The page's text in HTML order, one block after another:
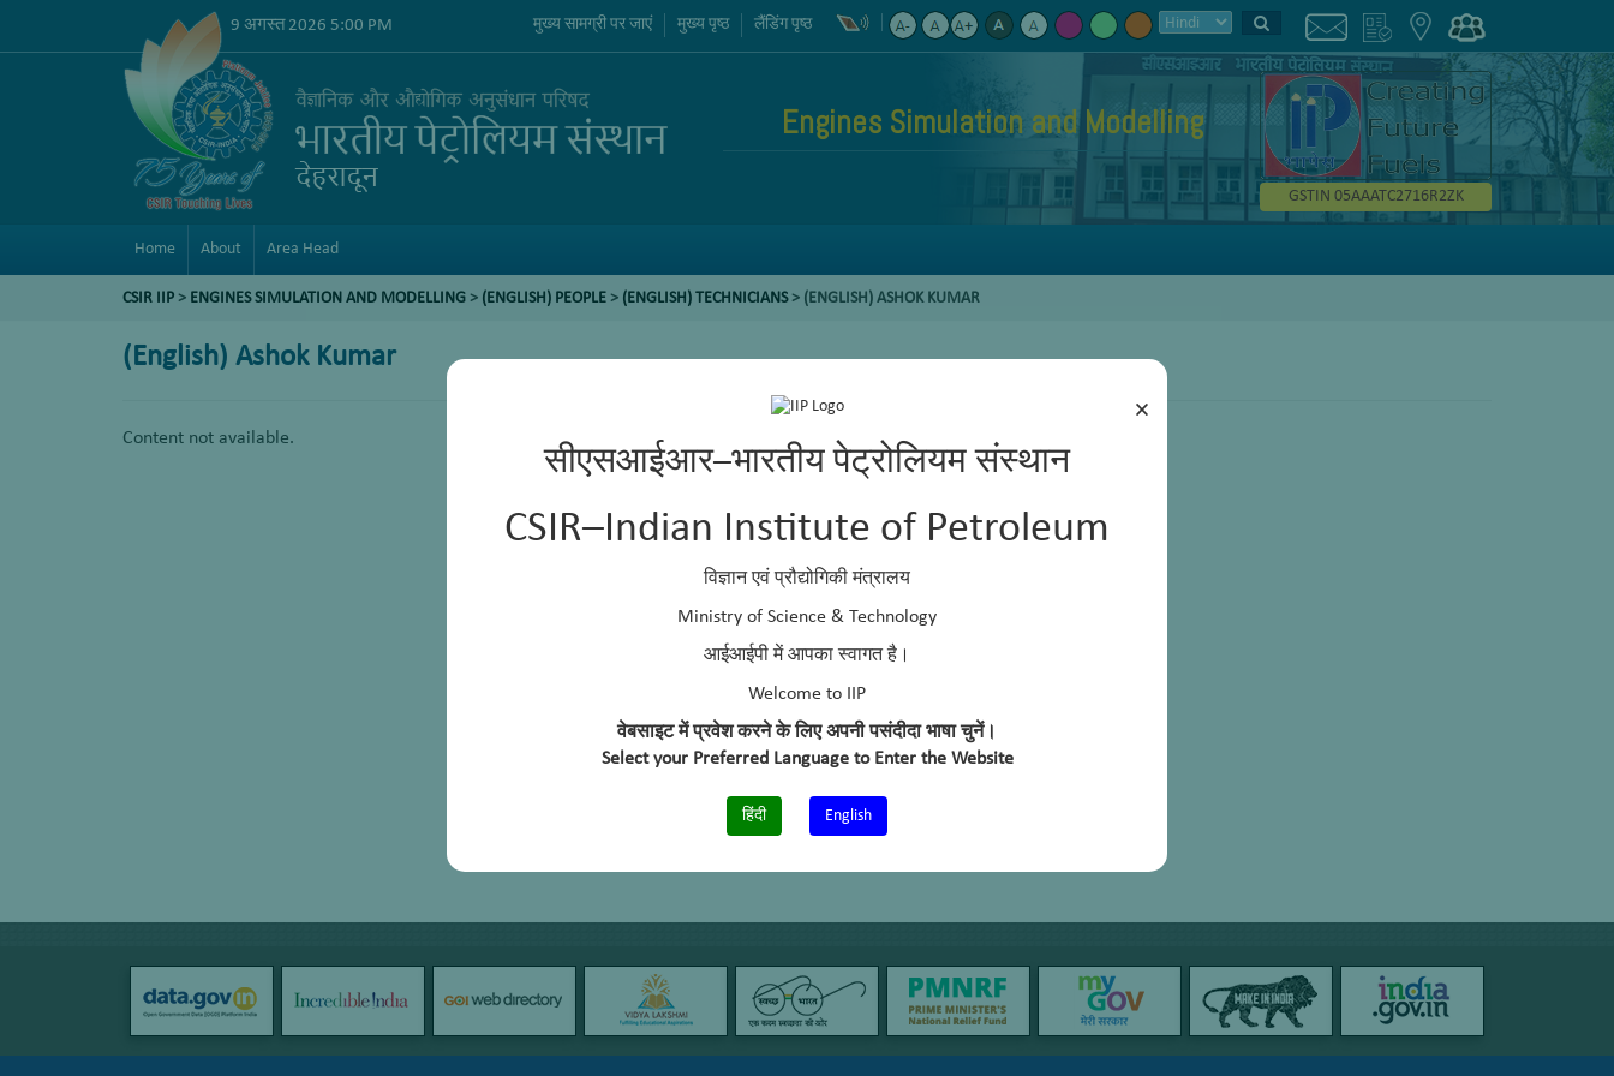
×
सीएसआईआर–भारतीय पेट्रोलियम संस्थान
CSIR–Indian Institute of Petroleum
विज्ञान एवं प्रौद्योगिकी मंत्रालय
Ministry of Science & Technology
आईआईपी में आपका स्वागत है।
Welcome to IIP
वेबसाइट में प्रवेश करने के लिए अपनी पसंदीदा भाषा चुनें।
Select your Preferred Language to Enter the Website
हिंदी English
9 अगस्त 2026 5:00 PM मुख्य सामग्री पर जाएं मुख्य पृष्ठ लैंडिंग पृष्ठ
Engines Simulation and Modelling
GSTIN 05AAATC2716R2ZK
Home About Area Head
CSIR IIP > ENGINES SIMULATION AND MODELLING > (ENGLISH) PEOPLE > (ENGLISH) TECHNICIANS> (ENGLISH) ASHOK KUMAR
(English) Ashok Kumar
Content not available.